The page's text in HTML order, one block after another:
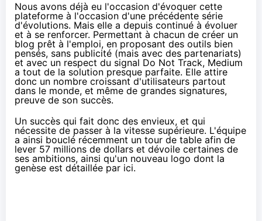
Nous avons déjà eu l'occasion d'évoquer cette
plateforme à l'occasion d'une précédente série
d'évolutions. Mais elle a depuis continué à évoluer
et à se renforcer. Permettant à chacun de créer un
blog prêt à l'emploi, en proposant des outils bien
pensés, sans publicité (mais avec des partenariats)
et avec un respect du signal Do Not Track, Medium
a tout de la solution presque parfaite. Elle attire
donc un nombre croissant d'utilisateurs partout
dans le monde, et même de grandes signatures,
preuve de son succès.
Un succès qui fait donc des envieux, et qui
nécessite de passer à la vitesse supérieure. L'équipe
a ainsi bouclé récemment un tour de table afin de
lever 57 millions de dollars et dévoile certaines de
ses ambitions, ainsi qu'un nouveau logo dont la
genèse est détaillée par ici.